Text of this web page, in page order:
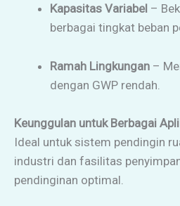
Kapasitas Variabel –
berbagai tingkat beban
Ramah Lingkungan –
dengan GWP rendah.
Keunggulan untuk Berbagai
Ideal untuk sistem pendingin
industri dan fasilitas
pendinginan optimal.